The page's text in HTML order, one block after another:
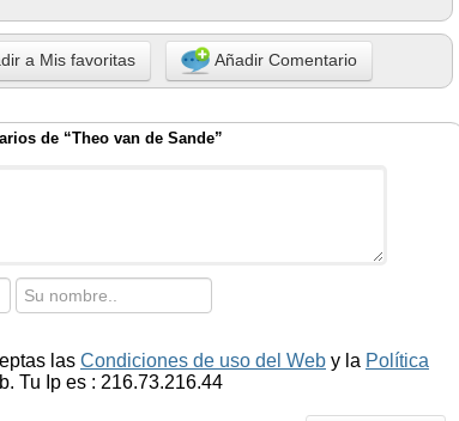
a Mis favoritas Añadir Comentario
de “Theo van de Sande”
las Condiciones de uso del Web y la Política
Tu Ip es : 216.73.216.44